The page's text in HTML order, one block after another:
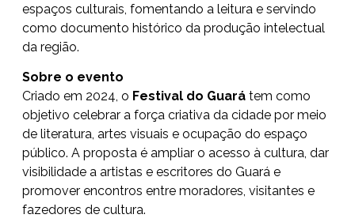
espaços culturais, fomentando a leitura e servindo
como documento histórico da produção intelectual
da região.
Sobre o evento
Criado em 2024, o Festival do Guará tem como
objetivo celebrar a força criativa da cidade por meio
de literatura, artes visuais e ocupação do espaço
público. A proposta é ampliar o acesso à cultura, dar
visibilidade a artistas e escritores do Guará e
promover encontros entre moradores, visitantes e
fazedores de cultura.